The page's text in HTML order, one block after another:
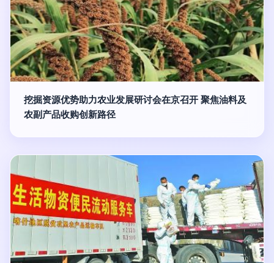
挖掘资源优势助力农业发展研讨会在京召开 聚焦油料及
农副产品收购创新路径